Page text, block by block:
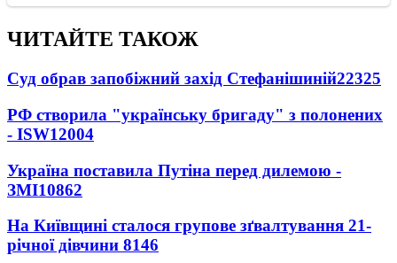
ЧИТАЙТЕ ТАКОЖ
Суд обрав запобіжний захід Стефанішиній22325
РФ створила "українську бригаду" з полонених
- ISW12004
Україна поставила Путіна перед дилемою -
ЗМІ10862
На Київщині сталося групове зґвалтування 21-
річної дівчини 8146